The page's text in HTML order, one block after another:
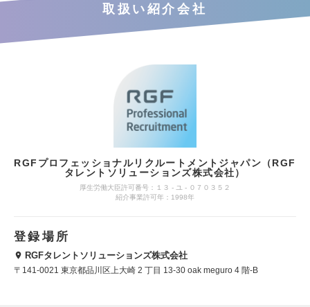
取扱い紹介会社
RGFプロフェッショナルリクルートメントジャパン（RGF
タレントソリューションズ株式会社）
厚生労働大臣許可番号：１３ ‐ ユ ‐ ０７０３５２
紹介事業許可年：1998年
登録場所
RGFタレントソリューションズ株式会社
〒141‐0021 東京都品川区上大崎 2 丁目 13-30 oak meguro 4 階-B